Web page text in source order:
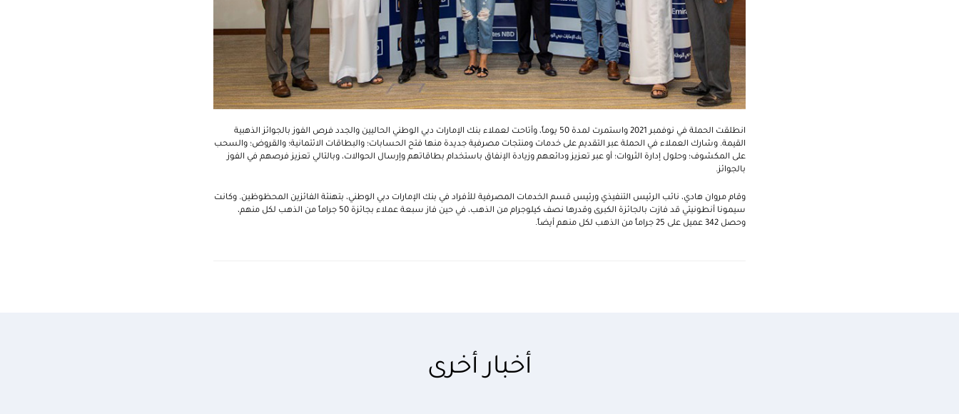
انطلقت الحملة في نوفمبر 2021 واستمرت لمدة 50 يوماً، وأتاحت لعملاء بنك الإمارات دبي الوطني الحاليين والجدد فرص الفوز بالجوائز الذهبية
القيمة. وشارك العملاء في الحملة عبر التقديم على خدمات ومنتجات مصرفية جديدة منها فتح الحسابات؛ والبطاقات الائتمانية؛ والقروض؛ والسحب
على المكشوف؛ وحلول إدارة الثروات؛ أو عبر تعزيز ودائعهم وزيادة الإنفاق باستخدام بطاقاتهم وإرسال الحوالات، وبالتالي تعزيز فرصهم في الفوز
بالجوائز.
وقام مروان هادي، نائب الرئيس التنفيذي ورئيس قسم الخدمات المصرفية للأفراد في بنك الإمارات دبي الوطني، بتهنئة الفائزين المحظوظين. وكانت
سيمونا أنطونيتي قد فازت بالجائزة الكبرى وقدرها نصف كيلوجرام من الذهب، في حين فاز سبعة عملاء بجائزة 50 جراماً من الذهب لكل منهم،
وحصل 342 عميل على 25 جراماً من الذهب لكل منهم أيضاً.
أخبار أخرى